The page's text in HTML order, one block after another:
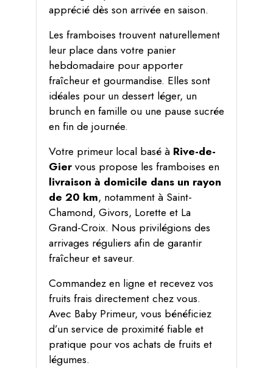
apprécié dès son arrivée en saison.
Les framboises trouvent naturellement
leur place dans votre panier
hebdomadaire pour apporter
fraîcheur et gourmandise. Elles sont
idéales pour un dessert léger, un
brunch en famille ou une pause sucrée
en fin de journée.
Votre primeur local basé à Rive-de-
Giervous propose les framboises en
livraison à domicile dans un rayon
de 20 km, notamment à Saint-
Chamond, Givors, Lorette et La
Grand-Croix. Nous privilégions des
arrivages réguliers afin de garantir
fraîcheur et saveur.
Commandez en ligne et recevez vos
fruits frais directement chez vous.
Avec Baby Primeur, vous bénéficiez
d’un service de proximité fiable et
pratique pour vos achats de fruits et
légumes.